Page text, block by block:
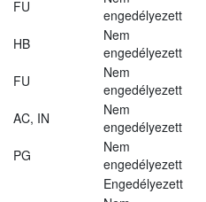
FU
engedélyezett
HB
Nem
engedélyezett
FU
Nem
engedélyezett
AC, IN
Nem
engedélyezett
PG
Nem
engedélyezett
Engedélyezett